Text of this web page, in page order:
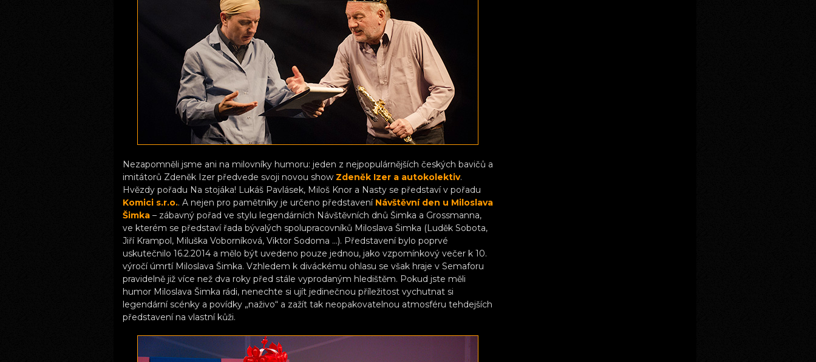
Nezapomněli jsme ani na milovníky humoru: jeden z nejpopulárnějších českých bavičů a
imitátorů Zdeněk Izer předvede svoji novou show Zdeněk Izer a autokolektiv.
Hvězdy pořadu Na stojáka! Lukáš Pavlásek, Miloš Knor a Nasty se představí v pořadu
Komici s.r.o.. A nejen pro pamětníky je určeno představení Návštěvní den u Miloslava
Šimka – zábavný pořad ve stylu legendárních Návštěvních dnů Šimka a Grossmanna,
ve kterém se představí řada bývalých spolupracovníků Miloslava Šimka (Luděk Sobota,
Jiří Krampol, Miluška Voborníková, Viktor Sodoma …). Představení bylo poprvé
uskutečnilo 16.2.2014 a mělo být uvedeno pouze jednou, jako vzpomínkový večer k 10.
výročí úmrtí Miloslava Šimka. Vzhledem k diváckému ohlasu se však hraje v Semaforu
pravidelně již více než dva roky před stále vyprodaným hledištěm. Pokud jste měli
humor Miloslava Šimka rádi, nenechte si ujít jedinečnou příležitost vychutnat si
legendární scénky a povídky „naživo“ a zažít tak neopakovatelnou atmosféru tehdejších
představení na vlastní kůži.